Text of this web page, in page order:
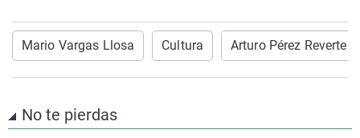
Mario Vargas Llosa Cultura Arturo Pérez Reverte
No te pierdas